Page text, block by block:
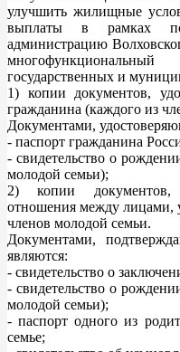
улучшить жилищные
выплаты в рамках
администрацию
государственных и
1) копии документов,
гражданина (каждого из
Документами,
- паспорт гражданина
- свидетельство о
молодой семьи);
2) копии документов,
отношения между лицами,
членов молодой семьи.
Документами,
являются:
- свидетельство о
- свидетельство о
молодой семьи);
- паспорт одного из
семье;